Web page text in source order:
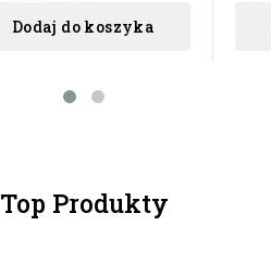
Dodaj do koszyka
Top Produkty